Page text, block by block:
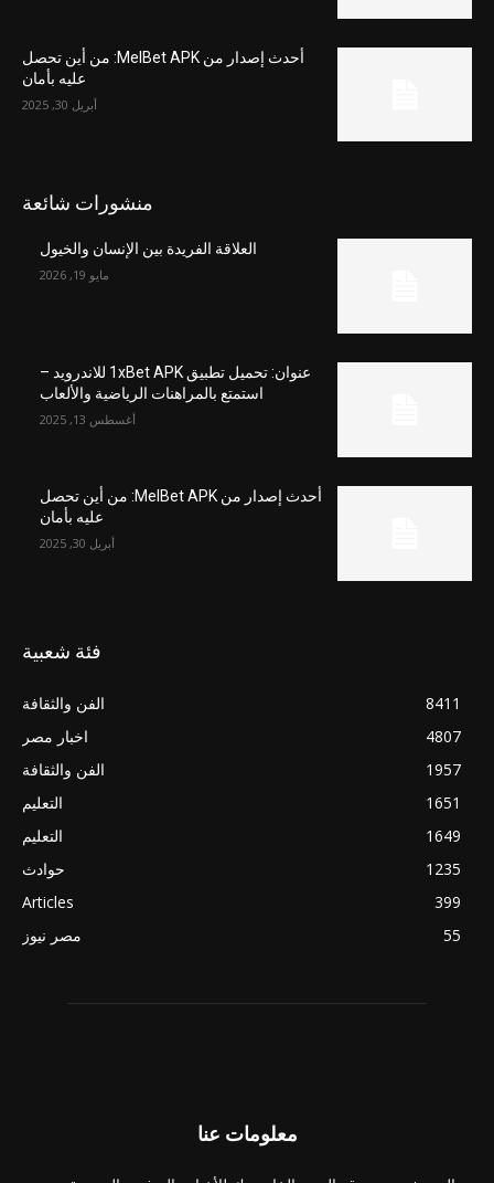
أحدث إصدار من MelBet APK: من أين تحصل
عليه بأمان
أبريل 30, 2025
منشورات شائعة
العلاقة الفريدة بين الإنسان والخيول
مايو 19, 2026
عنوان: تحميل تطبيق 1xBet APK للاندرويد –
استمتع بالمراهنات الرياضية والألعاب
أغسطس 13, 2025
أحدث إصدار من MelBet APK: من أين تحصل
عليه بأمان
أبريل 30, 2025
فئة شعبية
الفن والثقافة
8411
اخبار مصر
4807
الفن والثقافة
1957
التعليم
1651
التعليم
1649
حوادث
1235
Articles
399
مصر نيوز
55
معلومات عنا